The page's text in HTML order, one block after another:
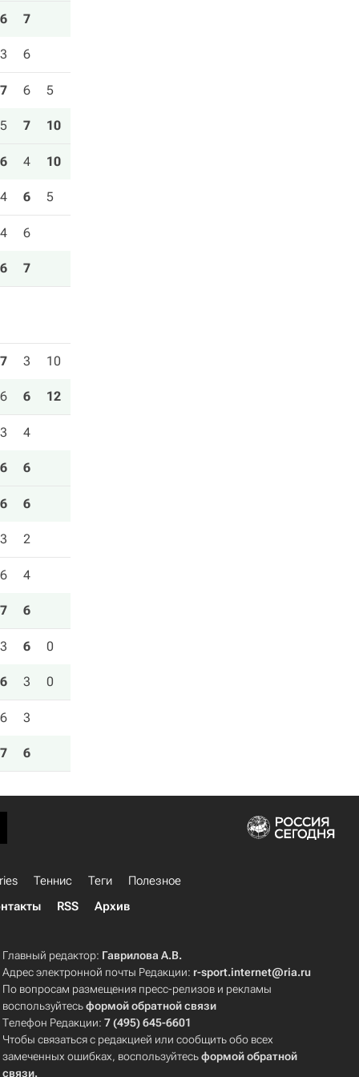
6 7
3 6
7 6 5
5 7 10
6 4 10
4 6 5
4 6
6 7
7 3 10
6 6 12
3 4
6 6
6 6
3 2
6 4
7 6
3 6 0
6 3 0
6 3
7 6
Теннис Теги
Полезное
RSS Архив
Главный редактор: Гаврилова А.В.
Адрес электронной почты Редакции: r-sport.internet@ria.ru
По вопросам размещения пресс-релизов и рекламы
воспользуйтесьформой обратной связи
Телефон Редакции:7 (495) 645-6601
Чтобы связаться с редакцией или сообщить обо всех
замеченных ошибках, воспользуйтесьформой обратной
связи.